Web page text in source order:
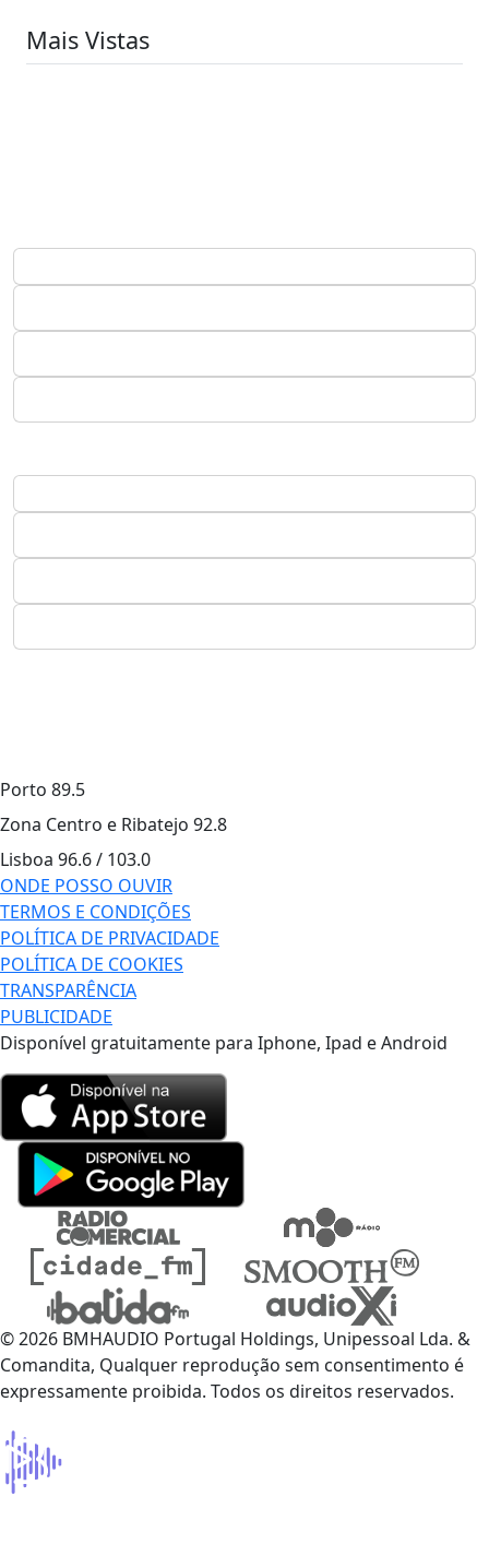
Mais Vistas
Porto 89.5
Zona Centro e Ribatejo 92.8
Lisboa 96.6 / 103.0
ONDE POSSO OUVIR
TERMOS E CONDIÇÕES
POLÍTICA DE PRIVACIDADE
POLÍTICA DE COOKIES
TRANSPARÊNCIA
PUBLICIDADE
Disponível gratuitamente para Iphone, Ipad e Android
© 2026 BMHAUDIO Portugal Holdings, Unipessoal Lda. &
Comandita, Qualquer reprodução sem consentimento é
expressamente proibida. Todos os direitos reservados.